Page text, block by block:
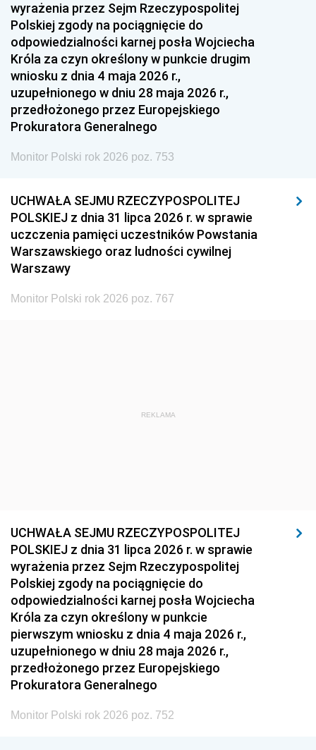
1951 1950 1949
1948 1947
1939 1938 1937
1936 1930
wyrażenia przez Sejm Rzeczypospolitej
Polskiej zgody na pociągnięcie do
odpowiedzialności karnej posła Wojciecha
Króla za czyn określony w punkcie drugim
wniosku z dnia 4 maja 2026 r.,
uzupełnionego w dniu 28 maja 2026 r.,
przedłożonego przez Europejskiego
Prokuratora Generalnego
Monitor Polski rok 2026 poz. 753
UCHWAŁA SEJMU RZECZYPOSPOLITEJ
POLSKIEJ z dnia 31 lipca 2026 r. w sprawie
uczczenia pamięci uczestników Powstania
Warszawskiego oraz ludności cywilnej
Warszawy
Monitor Polski rok 2026 poz. 767
REKLAMA
UCHWAŁA SEJMU RZECZYPOSPOLITEJ
POLSKIEJ z dnia 31 lipca 2026 r. w sprawie
wyrażenia przez Sejm Rzeczypospolitej
Polskiej zgody na pociągnięcie do
odpowiedzialności karnej posła Wojciecha
Króla za czyn określony w punkcie
pierwszym wniosku z dnia 4 maja 2026 r.,
uzupełnionego w dniu 28 maja 2026 r.,
przedłożonego przez Europejskiego
Prokuratora Generalnego
Monitor Polski rok 2026 poz. 752